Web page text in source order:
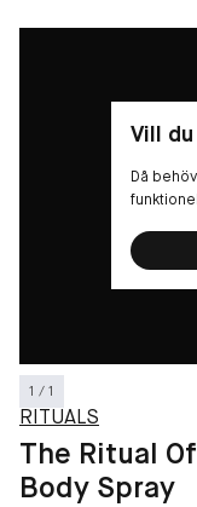
1 / 1
Vill
Då
RITUALS
The Ritual
Body Spray